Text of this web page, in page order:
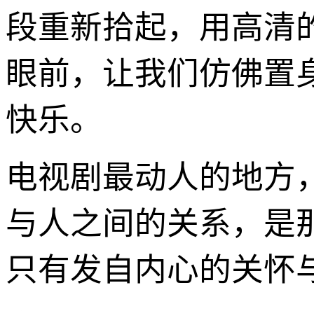
段重新拾起，用高清
眼前，让我们仿佛置
快乐。
电视剧最动人的地方
与人之间的关系，是
只有发自内心的关怀